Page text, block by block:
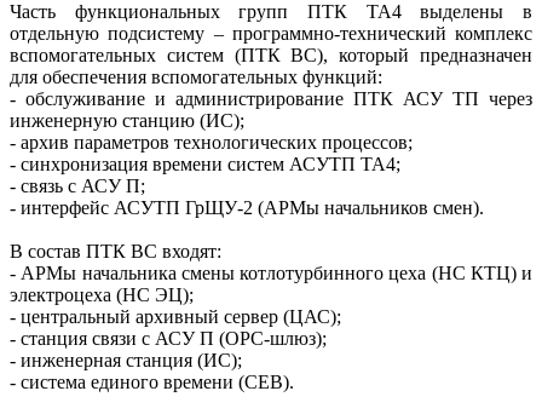
Часть функциональных групп ПТК ТА4 выделены в
отдельную подсистему – программно-технический комплекс
вспомогательных систем (ПТК ВС), который предназначен
для обеспечения вспомогательных функций:
- обслуживание и администрирование ПТК АСУ ТП через
инженерную станцию (ИС);
- архив параметров технологических процессов;
- синхронизация времени систем АСУТП ТА4;
- связь с АСУ П;
- интерфейс АСУТП ГрЩУ-2 (АРМы начальников смен).
В состав ПТК ВС входят:
- АРМы начальника смены котлотурбинного цеха (НС КТЦ) и
электроцеха (НС ЭЦ);
- центральный архивный сервер (ЦАС);
- станция связи с АСУ П (ОРС-шлюз);
- инженерная станция (ИС);
- система единого времени (СЕВ).